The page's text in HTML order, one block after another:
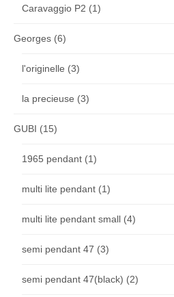
Caravaggio P2 (1)
Georges (6)
l'originelle (3)
la precieuse (3)
GUBI (15)
1965 pendant (1)
multi lite pendant (1)
multi lite pendant small (4)
semi pendant 47 (3)
semi pendant 47(black) (2)